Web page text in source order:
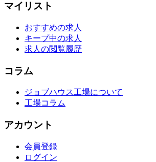
マイリスト
おすすめの求人
キープ中の求人
求人の閲覧履歴
コラム
ジョブハウス工場について
工場コラム
アカウント
会員登録
ログイン